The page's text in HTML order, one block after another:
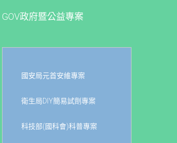
GOV政府暨公益專案
國安局元首安維專案
衛生局DIY簡易試劑專案
科技部(國科會)科普專案